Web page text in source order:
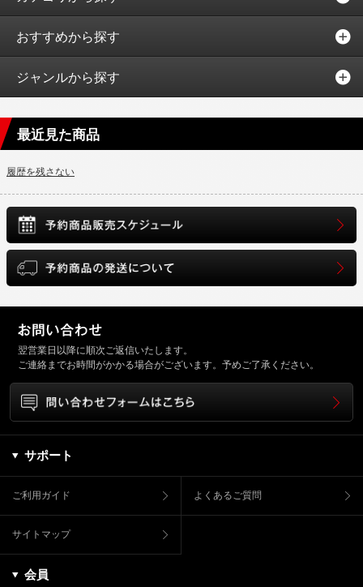
おすすめから探す
ジャンルから探す
最近見た商品
履歴を残さない
翌営業日以降に順次ご返信いたします。
ご連絡までお時間がかかる場合がございます。予めご了承ください。
サポート
ご利用ガイド よくあるご質問
サイトマップ
会員